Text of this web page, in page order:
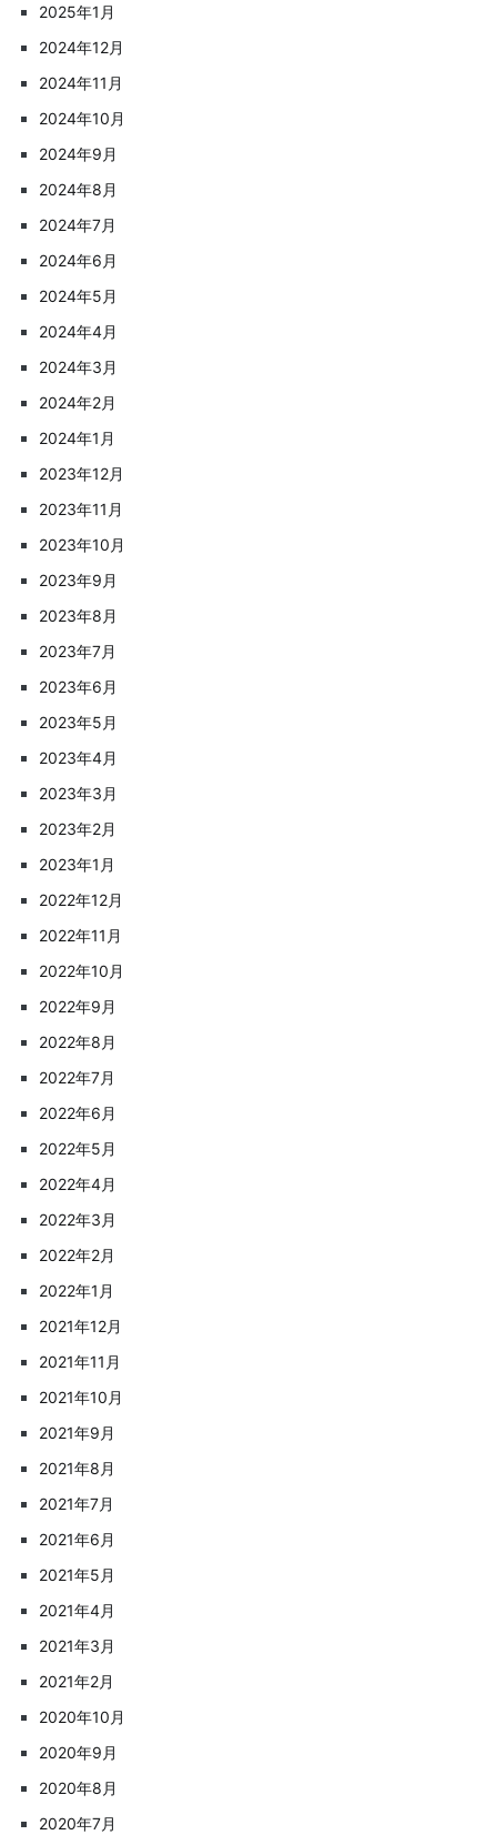
2025年1月
2024年12月
2024年11月
2024年10月
2024年9月
2024年8月
2024年7月
2024年6月
2024年5月
2024年4月
2024年3月
2024年2月
2024年1月
2023年12月
2023年11月
2023年10月
2023年9月
2023年8月
2023年7月
2023年6月
2023年5月
2023年4月
2023年3月
2023年2月
2023年1月
2022年12月
2022年11月
2022年10月
2022年9月
2022年8月
2022年7月
2022年6月
2022年5月
2022年4月
2022年3月
2022年2月
2022年1月
2021年12月
2021年11月
2021年10月
2021年9月
2021年8月
2021年7月
2021年6月
2021年5月
2021年4月
2021年3月
2021年2月
2020年10月
2020年9月
2020年8月
2020年7月